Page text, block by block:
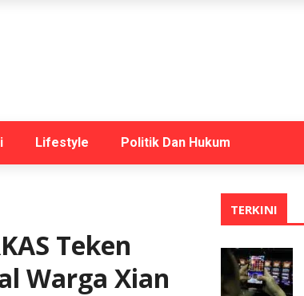
Lifestyle Politik Dan Hukum
Teken
Warga Xian
TERKINI